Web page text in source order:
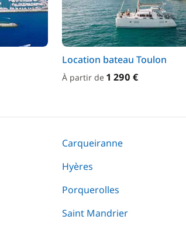
Location bateau Toulon
À partir de 1 290 €
Carqueiranne
Hyères
Porquerolles
Saint Mandrier